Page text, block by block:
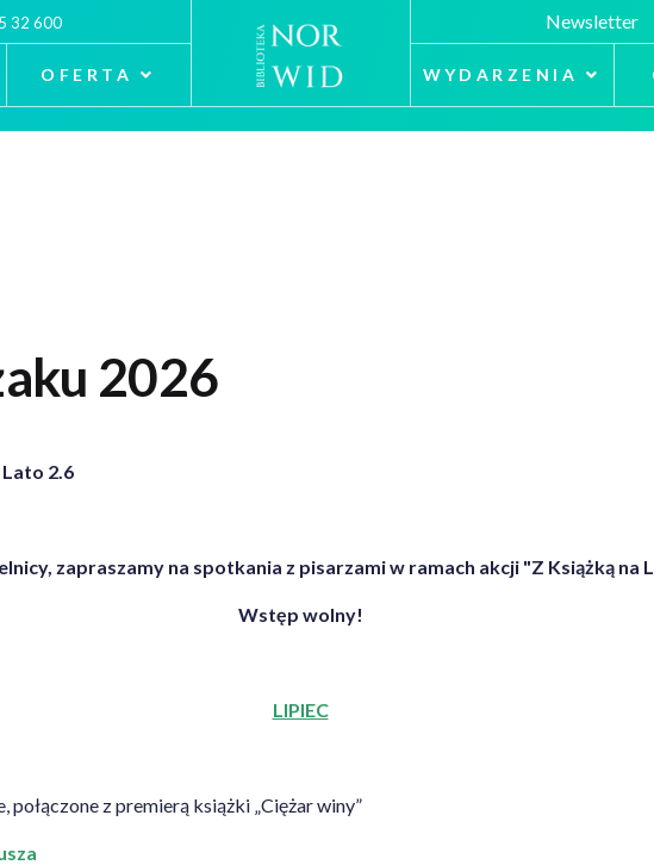
32 600
OFERTA
Newsletter
WYDARZENIA
2026
2.6
zapraszamy na spotkania z pisarzami w ramach akcji "Z Książką na
Wstęp wolny!
LIPIEC
połączone z premierą książki „Ciężar winy”